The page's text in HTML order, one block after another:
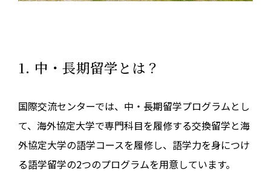
1. 中・長期留学とは？
国際交流センターでは、中・長期留学プログラムとし
て、海外協定大学で専門科目を履修する交換留学と海
外協定大学の語学コースを履修し、語学力を身につけ
る語学留学の2つのプログラムを用意しています。